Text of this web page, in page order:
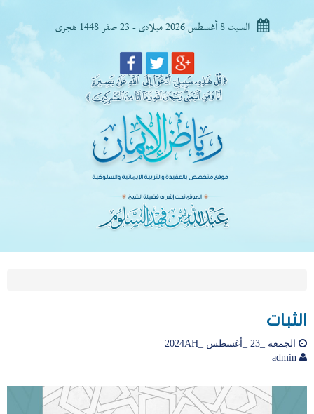
السبت 8 أغسطس 2026 ميلادى - 23 صفر 1448 هجرى
الثبات
الجمعة _23 _أغسطس _2024AH